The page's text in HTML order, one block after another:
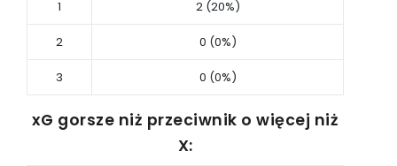
1 2 (20%)
2 0 (0%)
3 0 (0%)
xG gorsze niż przeciwnik o więcej niż
X: